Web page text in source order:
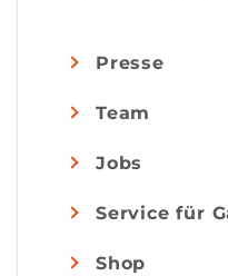
Presse
Team
Jobs
Service für
Shop